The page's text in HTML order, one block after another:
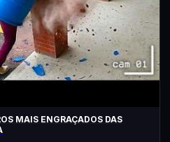
MAIS ENGRAÇADOS DAS